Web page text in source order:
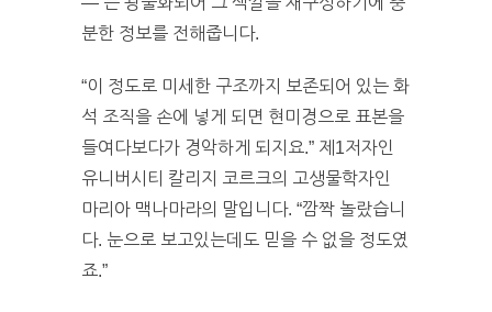
분한 정보를 전해줍니다.
“이 정도로 미세한 구조까지 보존되어 있는 화
석 조직을 손에 넣게 되면 현미경으로 표본을
들여다보다가 경악하게 되지요.” 제1저자인
유니버시티 칼리지 코르크의 고생물학자인
마리아 맥나마라의 말입니다. “깜짝 놀랐습니
다. 눈으로 보고있는데도 믿을 수 없을 정도였
죠.”